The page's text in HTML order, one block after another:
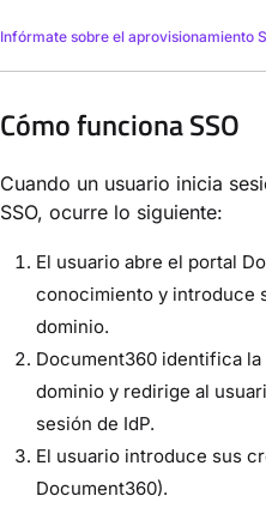
Infórmate sobre el aprovisionamiento
Cómo funciona SSO
Cuando un usuario inicia
SSO, ocurre lo siguiente:
El usuario abre el portal
conocimiento y introduce
dominio.
Document360 identifica
dominio y redirige al
sesión de IdP.
El usuario introduce sus
Document360).